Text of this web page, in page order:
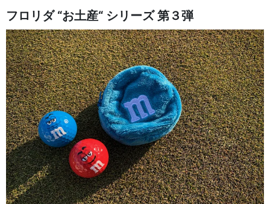
フロリダ “お土産“ シリーズ 第３弾
編集部セレクトのスタイル提案・お得情報（ダイレクトメール）
カートに残っている商品のお知らせ（買い忘れ通知）
お知らせを受け取る
いつでもメール内のリンクから配信停止できます